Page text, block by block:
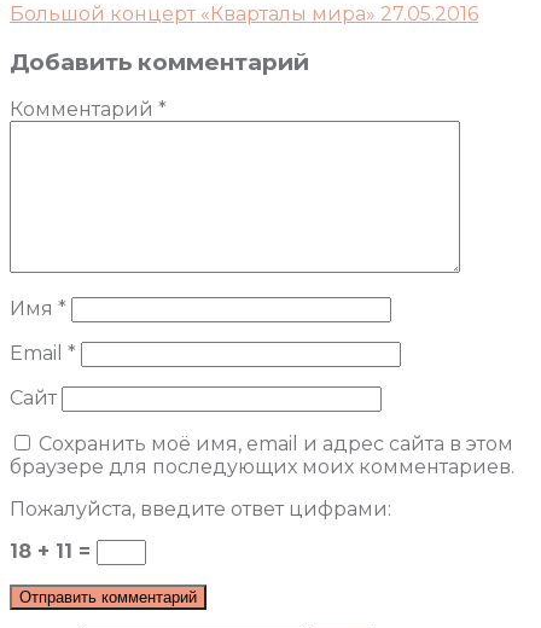
Большой концерт «Кварталы мира» 27.05.2016
Добавить комментарий
Комментарий *
Имя *
Email *
Сайт
Сохранить моё имя, email и адрес сайта в этом
браузере для последующих моих комментариев.
Пожалуйста, введите ответ цифрами:
18 + 11 =